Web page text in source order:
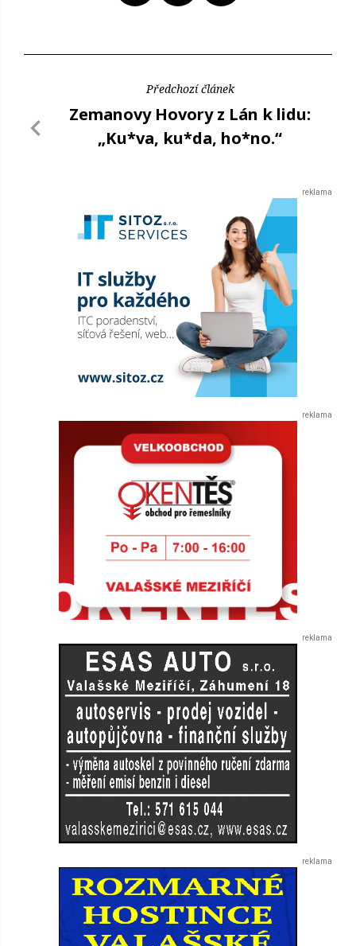
Předchozí článek
Zemanovy Hovory z Lán k lidu:
„Ku*va, ku*da, ho*no.“